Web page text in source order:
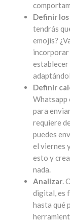
Definir los
tendrás
emojis?
incorporar
establecer
Definir
Whatsapp
para
requiere
puedes
el viernes
esto y
nada.
Analizar.
digital, es
hasta qué